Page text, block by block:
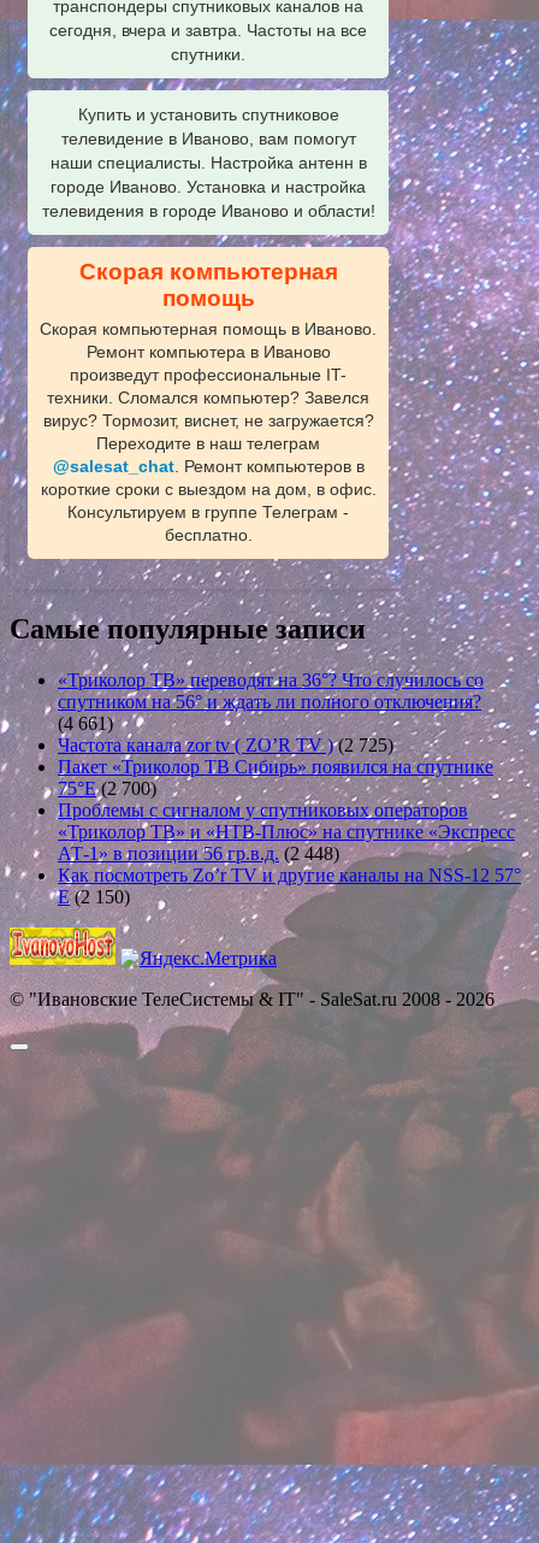
транспондеры спутниковых каналов на
сегодня, вчера и завтра. Частоты на все
спутники.
Купить и установить спутниковое
телевидение в Иваново, вам помогут
наши специалисты. Настройка антенн в
городе Иваново. Установка и настройка
телевидения в городе Иваново и области!
Скорая компьютерная
помощь
Скорая компьютерная помощь в Иваново.
Ремонт компьютера в Иваново
произведут профессиональные IT-
техники. Сломался компьютер? Завелся
вирус? Тормозит, виснет, не загружается?
Переходите в наш телеграм
@salesat_chat. Ремонт компьютеров в
короткие сроки с выездом на дом, в офис.
Консультируем в группе Телеграм -
бесплатно.
Самые популярные записи
«Триколор ТВ» переводят на 36°? Что случилось со
спутником на 56° и ждать ли полного отключения?
(4 661)
Частота канала zor tv ( ZO’R TV ) (2 725)
Пакет «Триколор ТВ Сибирь» появился на спутнике
75°E (2 700)
Проблемы с сигналом у спутниковых операторов
«Триколор ТВ» и «НТВ-Плюс» на спутнике «Экспресс
АТ-1» в позиции 56 гр.в.д. (2 448)
Как посмотреть Zo’r TV и другие каналы на NSS-12 57°
E (2 150)
© "Ивановские ТелеСистемы & IT" - SaleSat.ru 2008 - 2026
Прокрутить